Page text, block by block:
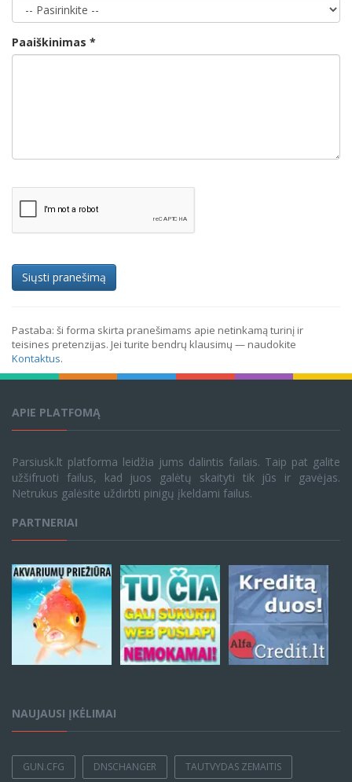
Paaiškinimas *
Siųsti pranešimą
Pastaba: ši forma skirta pranešimams apie netinkamą turinį ir
teisines pretenzijas. Jei turite bendrų klausimų — naudokite
Kontaktus.
APIE PLATFOMĄ
Parsiusk.lt platforma leidžia jums dalintis failais. Taip pat galite
užšifruoti failus, kad juos galėtų skaityti tik jūs ir gavėjas.
Netrukus galėsite uždirbti pinigų įkeldami failus.
PARTNERIAI
NAUJAUSI ĮKĖLIMAI
GUN.CFG DNSCHANGER TAUTVYDAS ZEMAITIS